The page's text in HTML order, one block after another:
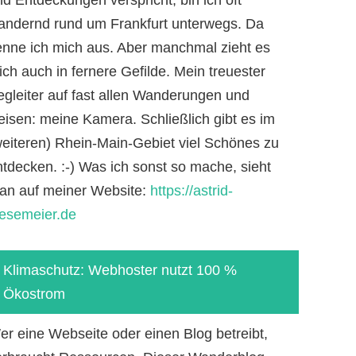
rund um Frankfurt unterwegs. Da
ich mich aus. Aber manchmal zieht es
auch in fernere Gefilde. Mein treuester
auf fast allen Wanderungen und
meine Kamera. Schließlich gibt es im
Rhein-Main-Gebiet viel Schönes zu
:-) Was ich sonst so mache, sieht
auf meiner Website: https://astrid-
Klimaschutz: Webhoster nutzt 100 %
Ökostrom
eine Webseite oder einen Blog betreibt,